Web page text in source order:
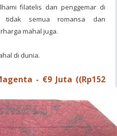
filatelis dan penggemar di
tidak semua romansa dan
mahal juga.
di dunia.
- €9 Juta ((Rp152